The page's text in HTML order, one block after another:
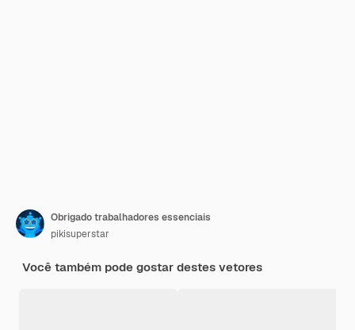
Obrigado trabalhadores essenciais
pikisuperstar
Você também pode gostar destes vetores